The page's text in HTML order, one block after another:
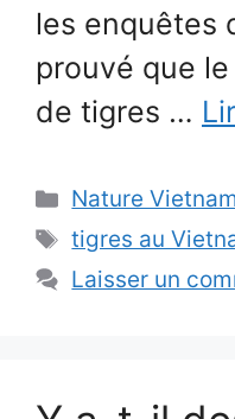
les enquêtes
prouvé que
de tigres …
Catégories
Nature Vietnam
Étiquettes
tigres au
Laisser un